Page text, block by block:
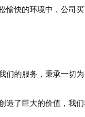
愉快的环境中，公司
们的服务，秉承一切
造了巨大的价值，我们